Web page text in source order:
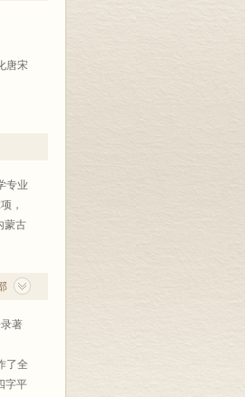
唐宋
专业
，
蒙古
著
了全
字平